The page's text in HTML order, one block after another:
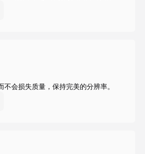
会损失质量，保持完美的分辨率。